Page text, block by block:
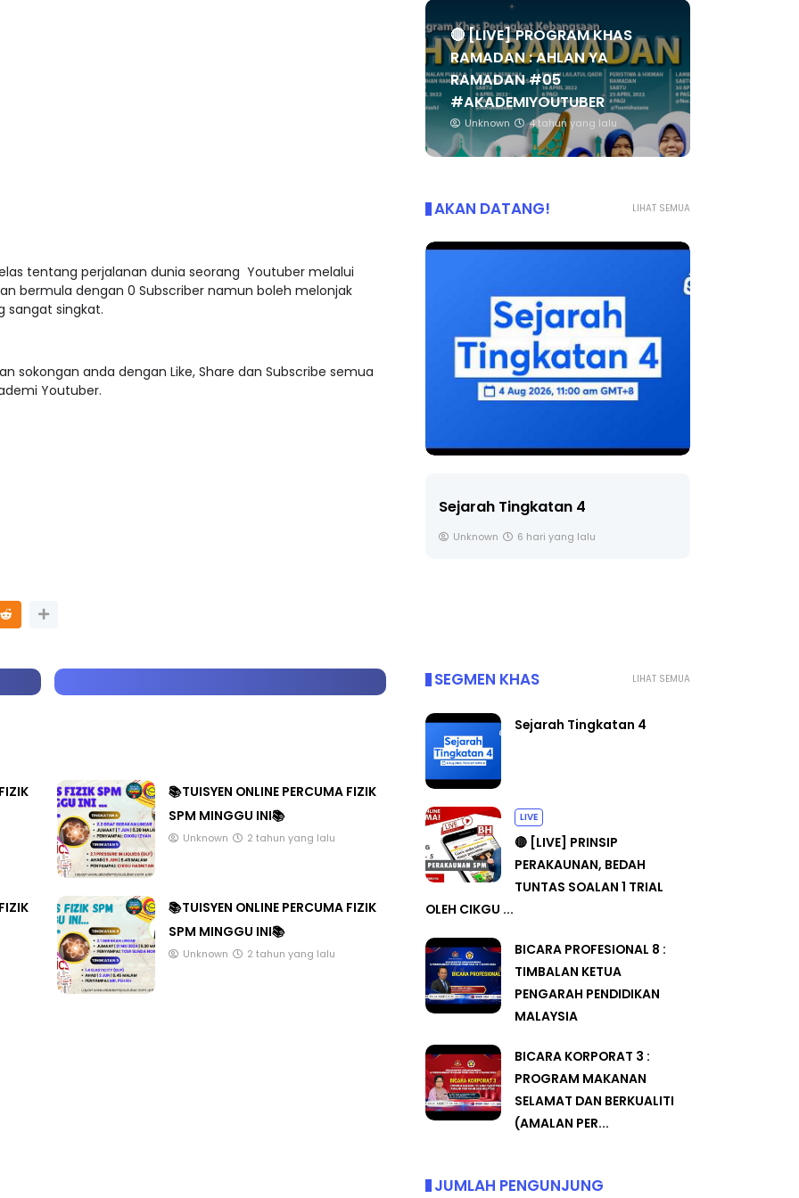
tentang perjalanan dunia seorang Youtuber melalui
bermula dengan 0 Subscriber namun boleh melonjak
sangat singkat.
sokongan anda dengan Like, Share dan Subscribe semua
Youtuber.
📚TUISYEN ONLINE PERCUMA FIZIK
SPM MINGGU INI📚
Unknown 2 tahun yang lalu
📚TUISYEN ONLINE PERCUMA FIZIK
SPM MINGGU INI📚
Unknown 2 tahun yang lalu
🔴 [LIVE] PROGRAM KHAS
RAMADAN : AHLAN YA
RAMADAN #05
#AKADEMIYOUTUBER
Unknown 4 tahun yang lalu
LIHAT SEMUA
AKAN DATANG!
Sejarah Tingkatan 4
Unknown 6 hari yang lalu
LIHAT SEMUA
SEGMEN KHAS
Sejarah Tingkatan 4
LIVE
🔴 [LIVE] PRINSIP
PERAKAUNAN, BEDAH
TUNTAS SOALAN 1 TRIAL
OLEH CIKGU ...
BICARA PROFESIONAL 8 :
TIMBALAN KETUA
PENGARAH PENDIDIKAN
MALAYSIA
BICARA KORPORAT 3 :
PROGRAM MAKANAN
SELAMAT DAN BERKUALITI
(AMALAN PER...
JUMLAH PENGUNJUNG